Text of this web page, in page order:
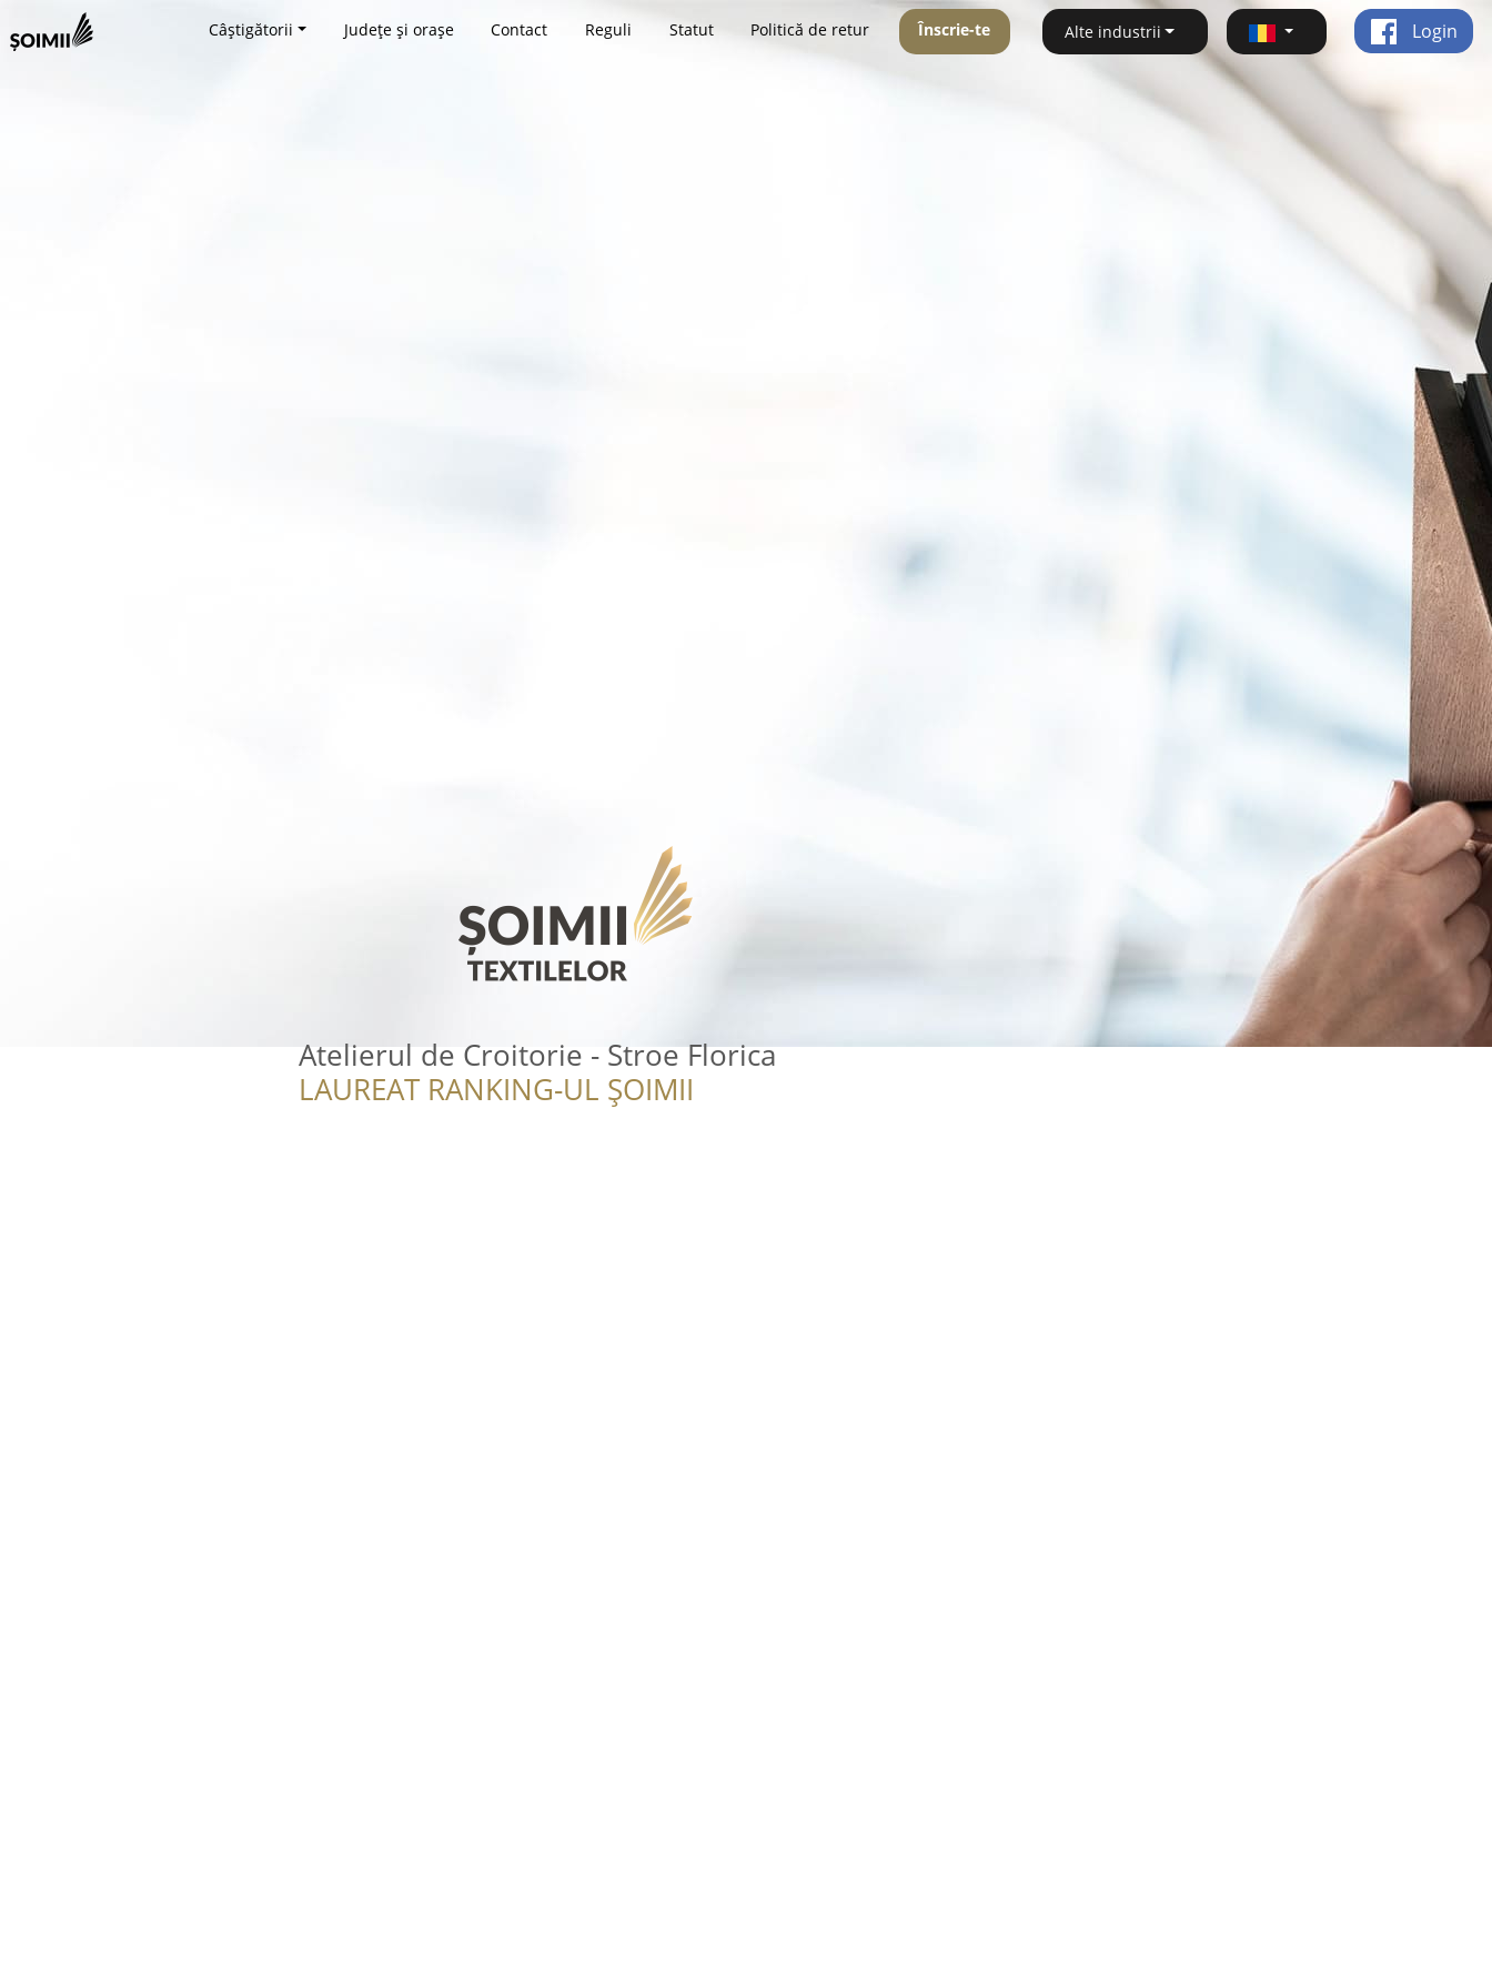
Câștigătorii Județe și orașe Contact Reguli Statut Politică de retur Înscrie-te Alte industrii Login
Atelierul de Croitorie - Stroe Florica
LAUREAT RANKING-UL ȘOIMII